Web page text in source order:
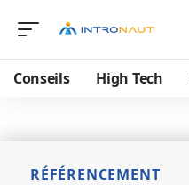
Conseils High Tech
RÉFÉRENCEMENT